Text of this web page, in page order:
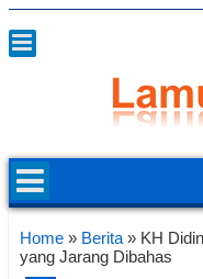
Home » Berita » KH
yang Jarang Dibahas